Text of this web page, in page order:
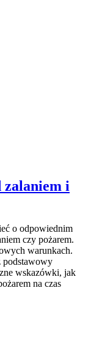
zalaniem i
o odpowiednim
czy pożarem.
warunkach.
podstawowy
wskazówki, jak
na czas